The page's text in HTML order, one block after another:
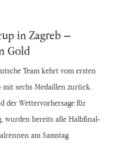
in Zagreb –
Gold
Team kehrt vom ersten
mit sechs Medaillen zurück.
der Wettervorhersage für
wurden bereits alle Halbfinal-
am Samstag